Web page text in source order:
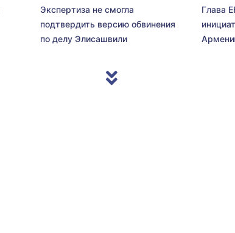
Экспертиза не смогла
подтвердить версию обвинения
по делу Элисашвили
Глава